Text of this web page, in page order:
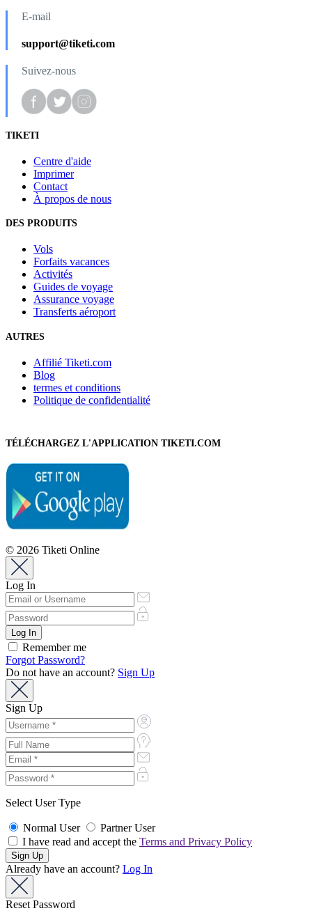
E-mail
support@tiketi.com
Suivez-nous
TIKETI
Centre d'aide
Imprimer
Contact
À propos de nous
DES PRODUITS
Vols
Forfaits vacances
Activités
Guides de voyage
Assurance voyage
Transferts aéroport
AUTRES
Affilié Tiketi.com
Blog
termes et conditions
Politique de confidentialité
TÉLÉCHARGEZ L'APPLICATION TIKETI.COM
© 2026 Tiketi Online
Log In
Remember me
Forgot Password?
Do not have an account? Sign Up
Sign Up
Select User Type
Normal User
Partner User
I have read and accept the Terms and Privacy Policy
Already have an account? Log In
Reset Password